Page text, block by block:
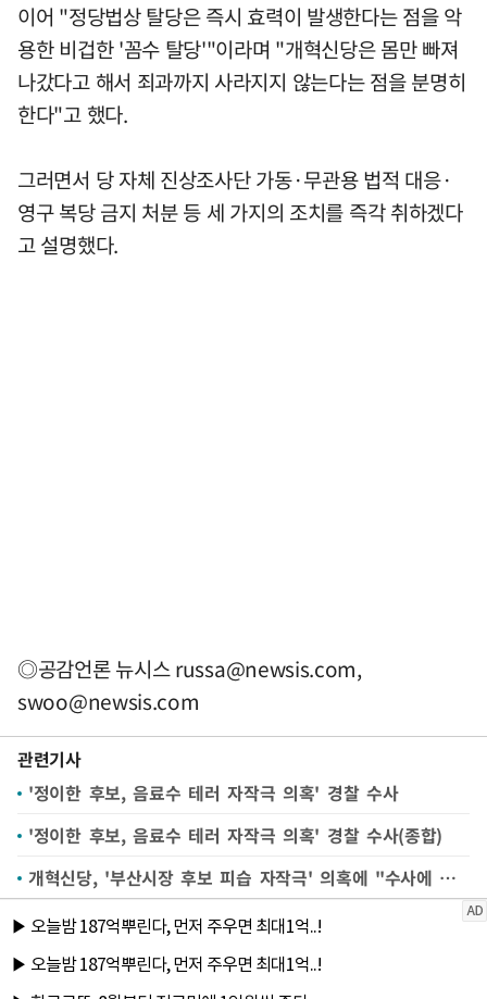
이어 "정당법상 탈당은 즉시 효력이 발생한다는 점을 악
용한 비겁한 '꼼수 탈당'"이라며 "개혁신당은 몸만 빠져
나갔다고 해서 죄과까지 사라지지 않는다는 점을 분명히
한다"고 했다.
그러면서 당 자체 진상조사단 가동·무관용 법적 대응·
영구 복당 금지 처분 등 세 가지의 조치를 즉각 취하겠다
고 설명했다.
◎공감언론 뉴시스russa@newsis.com,
swoo@newsis.com
관련기사
'정이한 후보, 음료수 테러 자작극 의혹' 경찰 수사
'정이한 후보, 음료수 테러 자작극 의혹' 경찰 수사(종합)
개혁신당, '부산시장 후보 피습 자작극' 의혹에 "수사에 적극 협조"